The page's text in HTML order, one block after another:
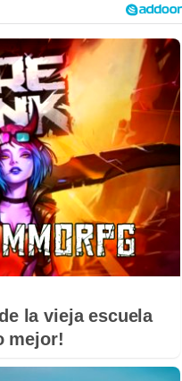
la vieja escuela
mejor!